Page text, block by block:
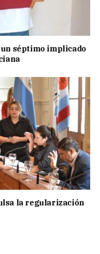
séptimo implicado
la regularización